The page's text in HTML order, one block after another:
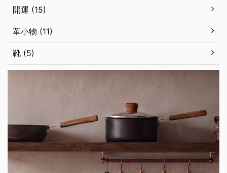
開運 (15)
革小物 (11)
靴 (5)